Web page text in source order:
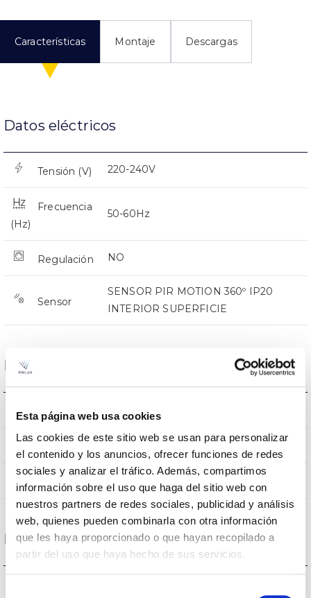
Esta página web usa cookies
Las cookies de este sitio web se usan para personalizar
el contenido y los anuncios, ofrecer funciones de redes
sociales y analizar el tráfico. Además, compartimos
información sobre el uso que haga del sitio web con
nuestros partners de redes sociales, publicidad y análisis
web, quienes pueden combinarla con otra información
que les haya proporcionado o que hayan recopilado a
partir del uso que haya hecho de sus servicios.
Características Montaje Descargas
Datos eléctricos
Tensión (V) 220-240V
Frecuencia
(Hz)
50-60Hz
Regulación NO
Sensor
SENSOR PIR MOTION 360º IP20
INTERIOR SUPERFICIE
Dimensiones y Montaje
Dimensiones
Superficie
Empalmable NO
Datos ópticos